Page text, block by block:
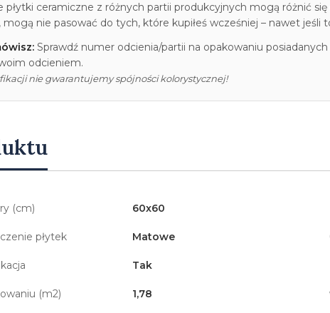
płytki ceramiczne z różnych partii produkcyjnych mogą różnić się
mogą nie pasować do tych, które kupiłeś wcześniej – nawet jeśli
Sprawdź numer odcienia/partii na opakowaniu posiadanych
odcieniem.
nie gwarantujemy spójności kolorystycznej!
(cm) 60x60
płytek Matowe
Tak
(m2) 1,78